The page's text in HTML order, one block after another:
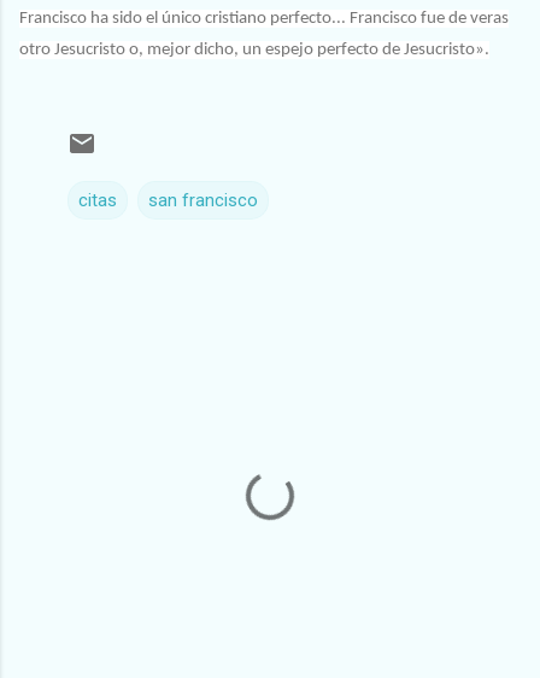
Francisco ha sido el único cristiano perfecto... Francisco fue de veras
otro Jesucristo o, mejor dicho, un espejo perfecto de Jesucristo».
citas san francisco